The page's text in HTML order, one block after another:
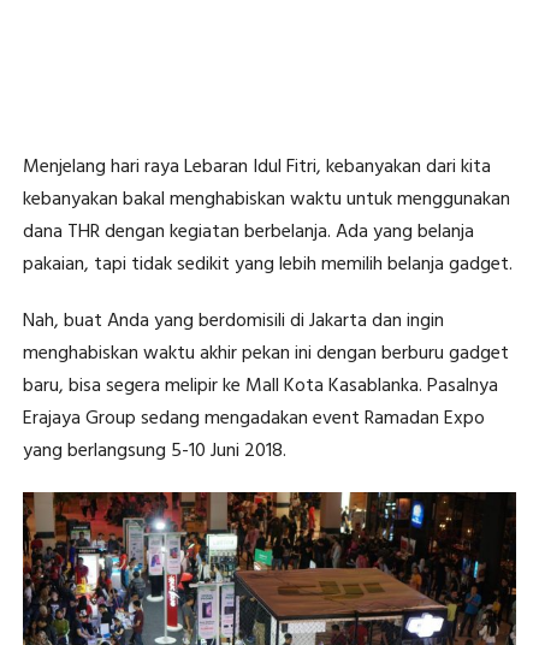
Menjelang hari raya Lebaran Idul Fitri, kebanyakan dari kita
kebanyakan bakal menghabiskan waktu untuk menggunakan
dana THR dengan kegiatan berbelanja. Ada yang belanja
pakaian, tapi tidak sedikit yang lebih memilih belanja gadget.
Nah, buat Anda yang berdomisili di Jakarta dan ingin
menghabiskan waktu akhir pekan ini dengan berburu gadget
baru, bisa segera melipir ke Mall Kota Kasablanka. Pasalnya
Erajaya Group sedang mengadakan event Ramadan Expo
yang berlangsung 5-10 Juni 2018.